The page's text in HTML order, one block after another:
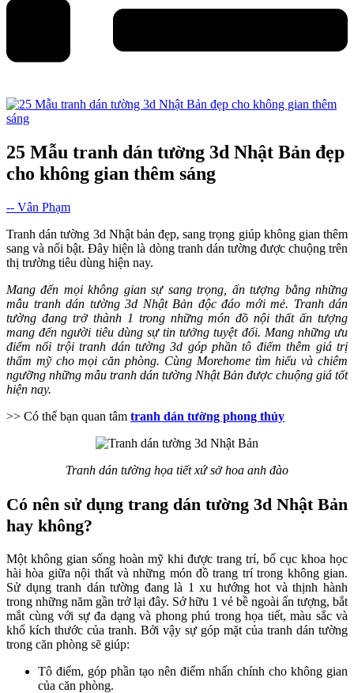
25 Mẫu tranh dán tường 3d Nhật Bản đẹp
cho không gian thêm sáng
-- Vân Phạm
Tranh dán tường 3d Nhật bản đẹp, sang trọng giúp không gian thêm
sang và nổi bật. Đây hiện là dòng tranh dán tường được chuộng trên
thị trường tiêu dùng hiện nay.
Mang đến mọi không gian sự sang trọng, ấn tượng bằng những
mẫu tranh dán tường 3d Nhật Bản độc đáo mới mẻ. Tranh dán
tường đang trở thành 1 trong những món đồ nội thất ấn tượng
mang đến người tiêu dùng sự tin tưởng tuyệt đối. Mang những ưu
điểm nổi trội tranh dán tường 3d góp phần tô điểm thêm giá trị
thẩm mỹ cho mọi căn phòng. Cùng Morehome tìm hiểu và chiêm
ngưỡng những mẫu tranh dán tường Nhật Bản được chuộng giá tốt
hiện nay.
>> Có thể bạn quan tâm tranh dán tường phong thủy
Tranh dán tường họa tiết xứ sở hoa anh đào
Có nên sử dụng trang dán tường 3d Nhật Bản
hay không?
Một không gian sống hoàn mỹ khi được trang trí, bố cục khoa học
hài hòa giữa nội thất và những món đồ trang trí trong không gian.
Sử dụng tranh dán tường đang là 1 xu hướng hot và thịnh hành
trong những năm gần trở lại đây. Sở hữu 1 vẻ bề ngoài ấn tượng, bắt
mắt cùng với sự đa dạng và phong phú trong họa tiết, màu sắc và
khổ kích thước của tranh. Bởi vậy sự góp mặt của tranh dán tường
trong căn phòng sẽ giúp:
Tô điểm, góp phần tạo nên điểm nhấn chính cho không gian
của căn phòng.